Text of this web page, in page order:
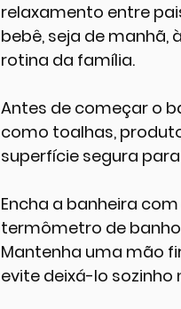
relaxamento entre
bebê, seja de manhã,
rotina da família.
Antes de começar o
como toalhas,
superfície segura
Encha a banheira
termômetro de
Mantenha uma mão
evite deixá-lo